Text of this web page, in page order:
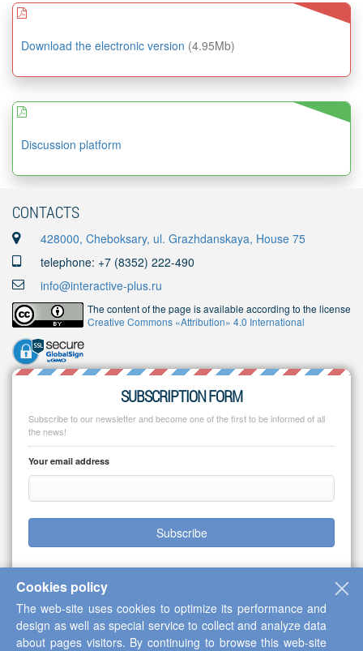
Download the electronic version (4.95Mb)
Discussion platform
CONTACTS
428000, Cheboksary, ul. Grazhdanskaya, House 75
telephone: +7 (8352) 222-490
info@interactive-plus.ru
The content of the page is available according to the license
Creative Commons «Attribution» 4.0 International
SUBSCRIPTION FORM
Subscribe to our newsletter and become one of the first to be informed of all
the news!
Your email address
Subscribe
Copyright © 2013-2026 Scientific Cooperation Center "Interactive Plus"
Cookies policy
The web-site uses cookies to optimize its performance and
design as well as special service to collect and analyze data
about pages visitors. By continuing to browse this web-site